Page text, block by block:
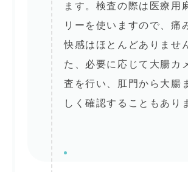
ます。検査の際は医療用
リーを使いますので、痛
快感はほとんどありませ
た、必要に応じて大腸カ
査を行い、肛門から大腸
しく確認することもあり